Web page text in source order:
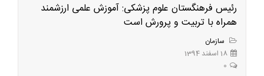
رئیس فرهنگستان علوم پزشکی: آموزش علمی ارزشمند
همراه با تربیت و پرورش است
سازمان
18 اسفند 1394
0